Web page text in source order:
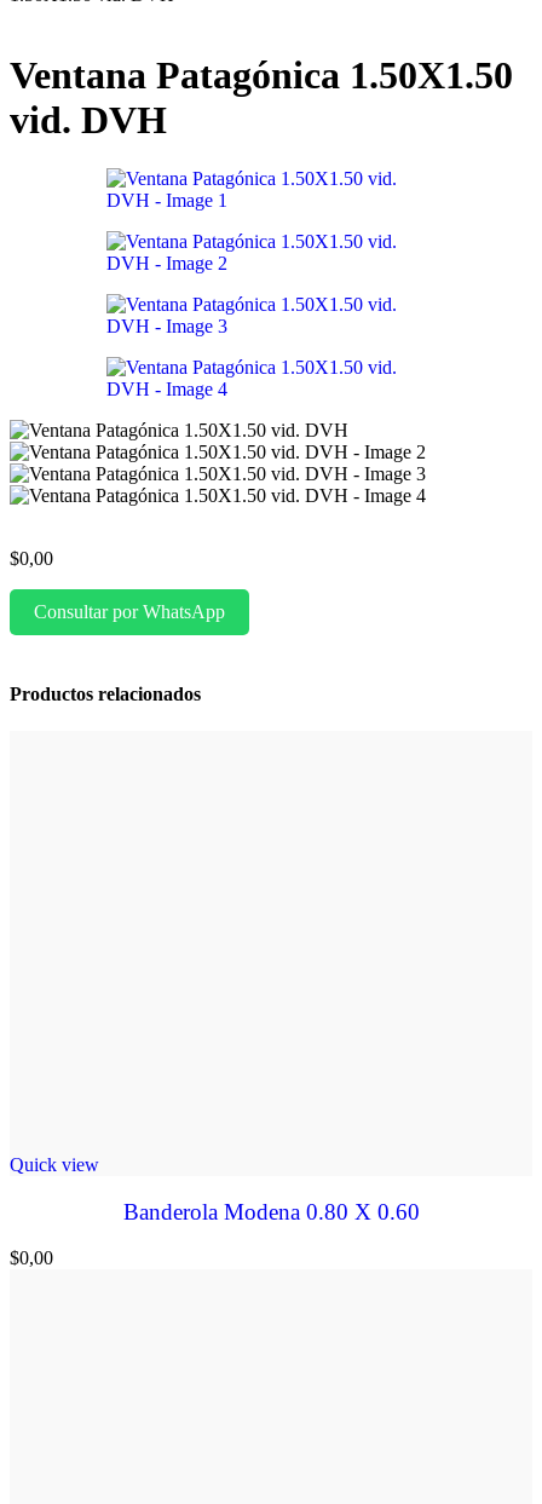
Ventana Patagónica 1.50X1.50
vid. DVH
$0,00
Consultar por WhatsApp
Productos relacionados
Quick view
Banderola Modena 0.80 X 0.60
$0,00